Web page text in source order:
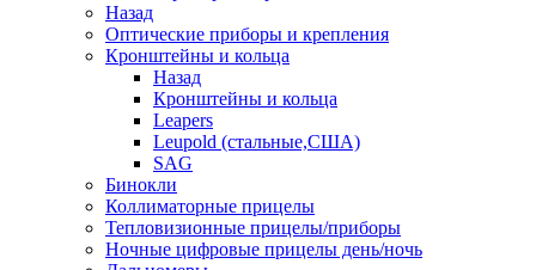
Назад
Оптические приборы и крепления
Кронштейны и кольца
Назад
Кронштейны и кольца
Leapers
Leupold (стальные,США)
SAG
Бинокли
Коллиматорные прицелы
Тепловизионные прицелы/приборы
Ночные цифровые прицелы день/ночь